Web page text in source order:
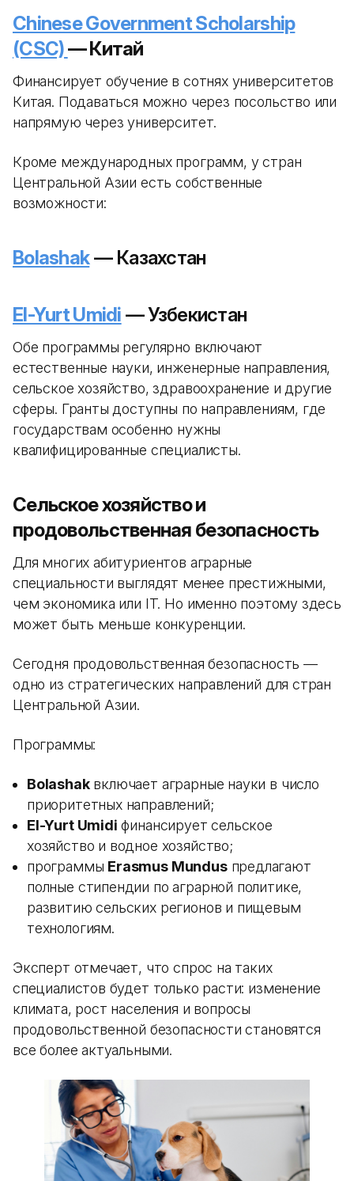
Chinese Government Scholarship
(CSC)— Китай
Финансирует обучение в сотнях университетов
Китая. Подаваться можно через посольство или
напрямую через университет.
Кроме международных программ, у стран
Центральной Азии есть собственные
возможности:
Bolashak— Казахстан
El-Yurt Umidi — Узбекистан
Обе программы регулярно включают
естественные науки, инженерные направления,
сельское хозяйство, здравоохранение и другие
сферы. Гранты доступны по направлениям, где
государствам особенно нужны
квалифицированные специалисты.
Сельское хозяйство и
продовольственная безопасность
Для многих абитуриентов аграрные
специальности выглядят менее престижными,
чем экономика или IT. Но именно поэтому здесь
может быть меньше конкуренции.
Сегодня продовольственная безопасность —
одно из стратегических направлений для стран
Центральной Азии.
Программы:
Bolashakвключает аграрные науки в число
приоритетных направлений;
El-Yurt Umidi финансирует сельское
хозяйство и водное хозяйство;
программы Erasmus Mundusпредлагают
полные стипендии по аграрной политике,
развитию сельских регионов и пищевым
технологиям.
Эксперт отмечает, что спрос на таких
специалистов будет только расти: изменение
климата, рост населения и вопросы
продовольственной безопасности становятся
все более актуальными.